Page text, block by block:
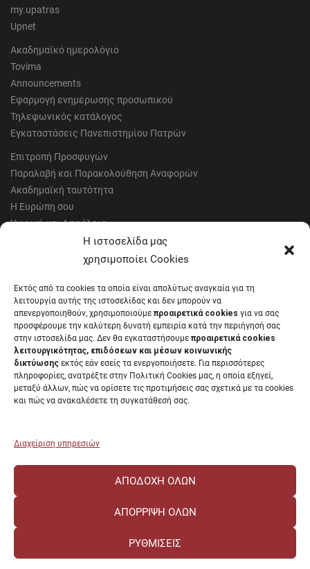
Η ιστοσελίδα μας
χρησιμοποίει Cookies
Εκτός από τα cookies τα οποία είναι απολύτως αναγκαία για τη
λειτουργία αυτής της ιστοσελίδας και δεν μπορούν να
απενεργοποιηθούν, χρησιμοποιούμε προαιρετικά cookies για να σας
προσφέρουμε την καλύτερη δυνατή εμπειρία κατά την περιήγησή σας
στην ιστοσελίδα μας. Δεν θα εγκαταστήσουμε προαιρετικά cookies
λειτουργικότητας, επιδόσεων και μέσων κοινωνικής
δικτύωσης εκτός εάν εσείς τα ενεργοποιήσετε. Για περισσότερες
πληροφορίες, ανατρέξτε στην Πολιτική Cookies μας, η οποία εξηγεί,
μεταξύ άλλων, πώς να ορίσετε τις προτιμήσεις σας σχετικά με τα cookies
και πώς να ανακαλέσετε τη συγκατάθεσή σας.
Διαχείριση υπηρεσιών
ΑΠΟΔΟΧΉ ΌΛΩΝ
ΑΠΌΡΡΙΨΗ ΌΛΩΝ
ΡΥΘΜΊΣΕΙΣ
my.upatras
Upnet
Ακαδημαϊκό ημερολόγιο
Tovima
Announcements
Εφαρμογή ενημέρωσης προσωπικού
Τηλεφωνικός κατάλογος
Εγκαταστάσεις Πανεπιστημίου Πατρών
Επιτροπή Προσφυγών
Παραλαβή και Παρακολούθηση Αναφορών
Ακαδημαϊκή ταυτότητα
Η Ευρώπη σου
Υγιεινή και Ασφάλεια
Έντυπα Οικονομικής Υπηρεσίας
Έντυπα Διοικητικών Υπηρεσιών
Μητρώα αξιολογητών
Δημόσια Διαβούλευση
Συνεδριάσεις Συγκλήτου
Συνεδριάσεις Συμβουλίου Διοίκησης
EUNICoast European University